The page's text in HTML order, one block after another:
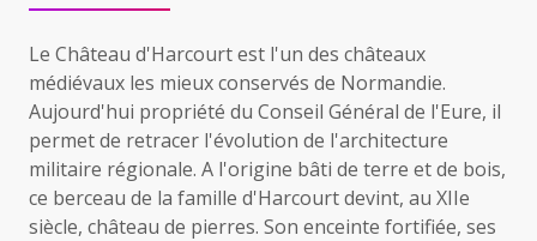
Le Château d'Harcourt est l'un des châteaux
médiévaux les mieux conservés de Normandie.
Aujourd'hui propriété du Conseil Général de l'Eure, il
permet de retracer l'évolution de l'architecture
militaire régionale. A l'origine bâti de terre et de bois,
ce berceau de la famille d'Harcourt devint, au XIIe
siècle, château de pierres. Son enceinte fortifiée, ses